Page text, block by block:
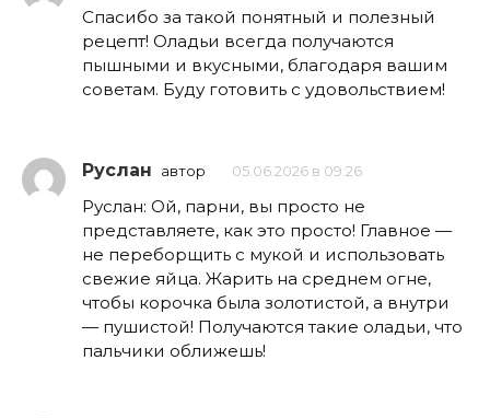
Спасибо за такой понятный и полезный
рецепт! Оладьи всегда получаются
пышными и вкусными, благодаря вашим
советам. Буду готовить с удовольствием!
Руслан автор 05.06.2026 в 09:26
Руслан: Ой, парни, вы просто не
представляете, как это просто! Главное —
не переборщить с мукой и использовать
свежие яйца. Жарить на среднем огне,
чтобы корочка была золотистой, а внутри
— пушистой! Получаются такие оладьи, что
пальчики оближешь!